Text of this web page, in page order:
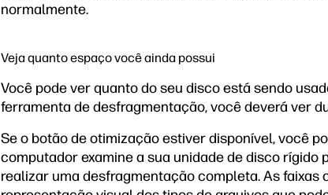
normalmente.
Veja quanto espaço você ainda possui
Você pode ver quanto do seu disco está sendo
ferramenta de desfragmentação, você deverá ver
Se o botão de otimização estiver disponível, você
computador examine a sua unidade de disco
realizar uma desfragmentação completa. As